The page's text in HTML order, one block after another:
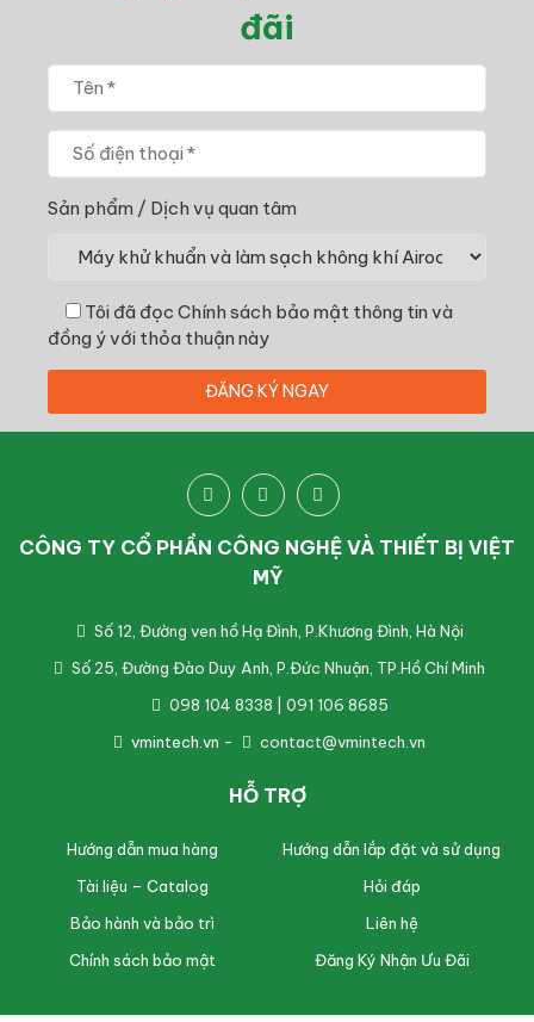
đãi
Sản phẩm / Dịch vụ quan tâm
Tôi đã đọc Chính sách bảo mật thông tin và
đồng ý với thỏa thuận này
CÔNG TY CỔ PHẦN CÔNG NGHỆ VÀ THIẾT BỊ VIỆT
MỸ
Số 12, Đường ven hồ Hạ Đình, P.Khương Đình, Hà Nội
Số 25, Đường Đào Duy Anh, P.Đức Nhuận, TP.Hồ Chí Minh
098 104 8338 | 091 106 8685
vmintech.vn - contact@vmintech.vn
HỖ TRỢ
Hướng dẫn mua hàng
Hướng dẫn lắp đặt và sử dụng
Tài liệu – Catalog
Hỏi đáp
Bảo hành và bảo trì
Liên hệ
Chính sách bảo mật
Đăng Ký Nhận Ưu Đãi